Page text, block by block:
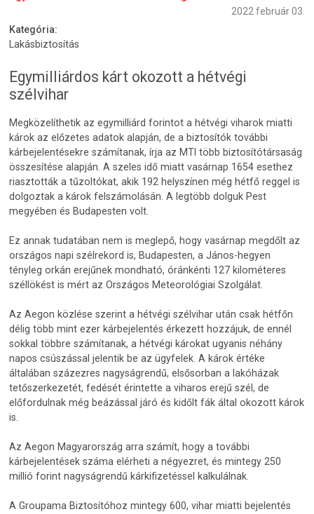
2022 február 03.
Kategória:
Lakásbiztosítás
Egymilliárdos kárt okozott a hétvégi
szélvihar
Megközelíthetik az egymilliárd forintot a hétvégi viharok miatti
károk az előzetes adatok alapján, de a biztosítók további
kárbejelentésekre számítanak, írja az MTI több biztosítótársaság
összesítése alapján. A szeles idő miatt vasárnap 1654 esethez
riasztották a tűzoltókat, akik 192 helyszínen még hétfő reggel is
dolgoztak a károk felszámolásán. A legtöbb dolguk Pest
megyében és Budapesten volt.
Ez annak tudatában nem is meglepő, hogy vasárnap megdőlt az
országos napi szélrekord is, Budapesten, a János-hegyen
tényleg orkán erejűnek mondható, óránkénti 127 kilométeres
széllökést is mért az Országos Meteorológiai Szolgálat.
Az Aegon közlése szerint a hétvégi szélvihar után csak hétfőn
délig több mint ezer kárbejelentés érkezett hozzájuk, de ennél
sokkal többre számítanak, a hétvégi károkat ugyanis néhány
napos csúszással jelentik be az ügyfelek. A károk értéke
általában százezres nagyságrendű, elsősorban a lakóházak
tetőszerkezetét, fedését érintette a viharos erejű szél, de
előfordulnak még beázással járó és kidőlt fák által okozott károk
is.
Az Aegon Magyarország arra számít, hogy a további
kárbejelentések száma elérheti a négyezret, és mintegy 250
millió forint nagyságrendű kárkifizetéssel kalkulálnak.
A Groupama Biztosítóhoz mintegy 600, vihar miatti bejelentés